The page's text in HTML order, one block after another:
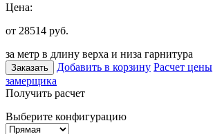
Цена:
от 28514 руб.
за метр в длину верха и низа гарнитура
Заказать Добавить в корзину Расчет цены
замерщика
Получить расчет
Выберите конфигурацию